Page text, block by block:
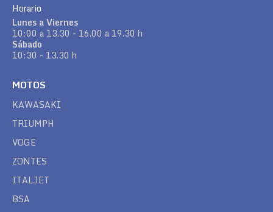
Horario
Lunes a Viernes
10:00 a 13.30 - 16.00 a 19.30 h
Sábado
10:30 - 13.30 h
MOTOS
KAWASAKI
TRIUMPH
VOGE
ZONTES
ITALJET
BSA